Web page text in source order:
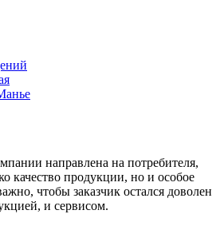
направлена на потребителя,
качество продукции, но и особое
чтобы заказчик остался доволен
и сервисом.